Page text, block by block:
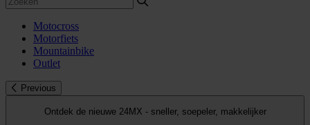
Motocross
Motorfiets
Mountainbike
Outlet
Previous
Ontdek de nieuwe 24MX - sneller, soepeler, makkelijker